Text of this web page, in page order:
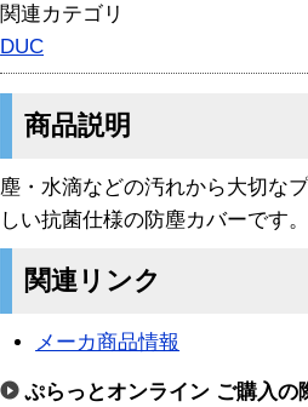
関連カテゴリ
DUC
商品説明
塵・水滴などの汚れから大切な
しい抗菌仕様の防塵カバーです
関連リンク
メーカ商品情報
ぷらっとオンライン ご購入の